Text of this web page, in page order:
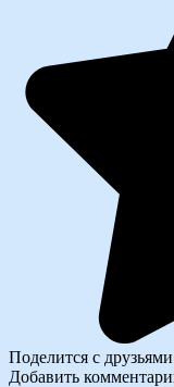
Поделится с друзьями
Добавить